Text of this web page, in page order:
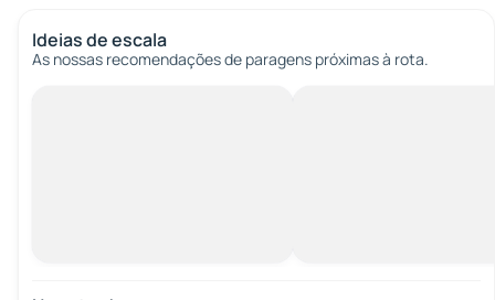
Ideias de escala
As nossas recomendações de paragens próximas à rota.